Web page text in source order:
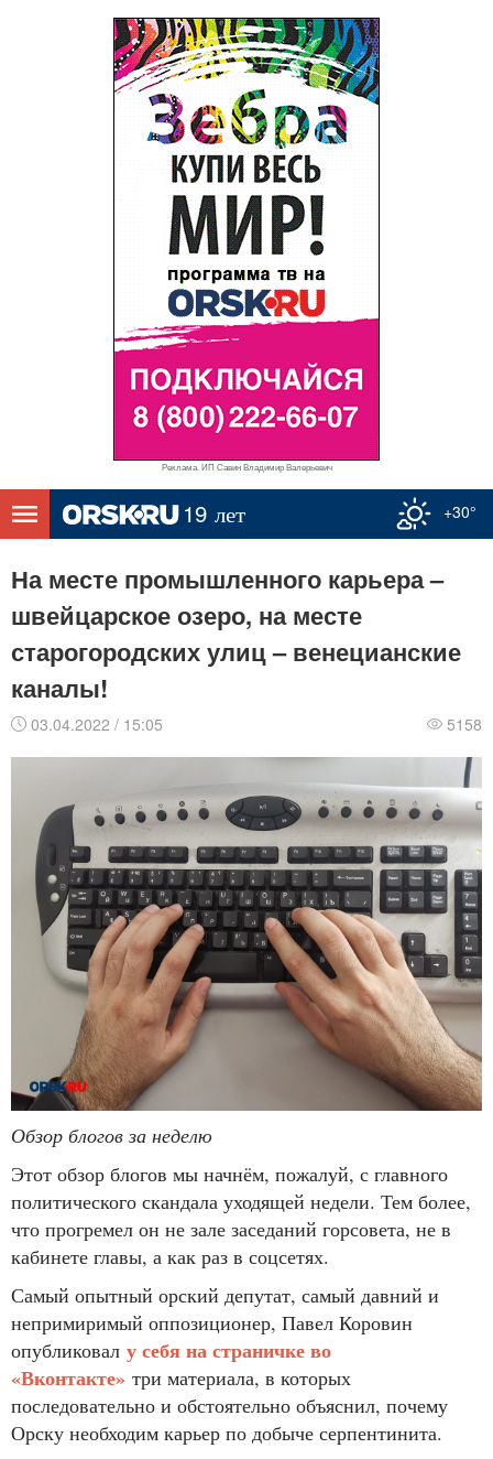
Реклама. ИП Савин Владимир Валерьевич
+30°
На месте промышленного карьера –
швейцарское озеро, на месте
старогородских улиц – венецианские
каналы!
03.04.2022 / 15:05 5158
Обзор блогов за неделю
Этот обзор блогов мы начнём, пожалуй, с главного
политического скандала уходящей недели. Тем более,
что прогремел он не зале заседаний горсовета, не в
кабинете главы, а как раз в соцсетях.
Самый опытный орский депутат, самый давний и
непримиримый оппозиционер, Павел Коровин
опубликовал у себя на страничке во
«Вконтакте» три материала, в которых
последовательно и обстоятельно объяснил, почему
Орску необходим карьер по добыче серпентинита.